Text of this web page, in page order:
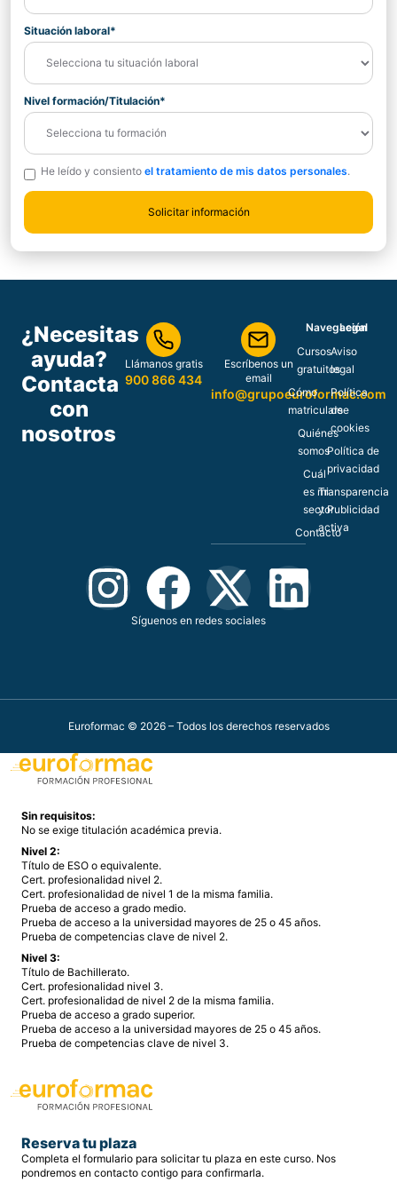
Situación laboral*
Nivel formación/Titulación*
He leído y consiento el tratamiento de mis datos personales.
¿Necesitas
ayuda?
Contacta
con
nosotros
Llámanos gratis
900 866 434
Escríbenos un
email
info@grupoeuroformac.com
Navegación
Cursos
gratuitos
Cómo
matricularse
Quiénes
somos
Cuál
es mi
sector
Contacto
Legal
Aviso
legal
Política
de
cookies
Política de
privacidad
Transparencia
y Publicidad
activa
Síguenos en redes sociales
Euroformac © 2026 – Todos los derechos reservados
Sin requisitos:
No se exige titulación académica previa.
Nivel 2:
Título de ESO o equivalente.
Cert. profesionalidad nivel 2.
Cert. profesionalidad de nivel 1 de la misma familia.
Prueba de acceso a grado medio.
Prueba de acceso a la universidad mayores de 25 o 45 años.
Prueba de competencias clave de nivel 2.
Nivel 3:
Título de Bachillerato.
Cert. profesionalidad nivel 3.
Cert. profesionalidad de nivel 2 de la misma familia.
Prueba de acceso a grado superior.
Prueba de acceso a la universidad mayores de 25 o 45 años.
Prueba de competencias clave de nivel 3.
Reserva tu plaza
Completa el formulario para solicitar tu plaza en este curso. Nos
pondremos en contacto contigo para confirmarla.